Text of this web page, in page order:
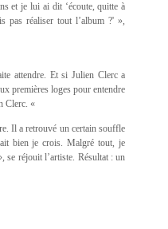
et je lui ai dit ‘écoute, quitte à
pas réaliser tout l’album ?' »,
attendre. Et si Julien Clerc a
premières loges pour entendre
Clerc. «
Il a retrouvé un certain souffle
bien je crois. Malgré tout, je
se réjouit l’artiste. Résultat : un